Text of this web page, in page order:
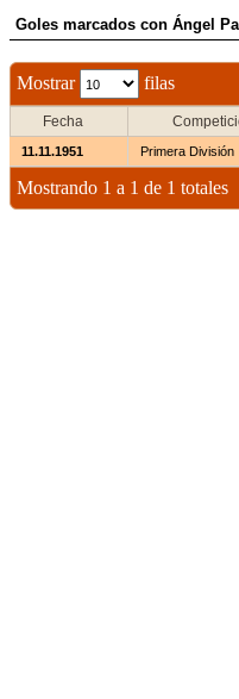
Goles marcados con Ángel
Mostrar filas
Fecha
11.11.1951 Primera División
Mostrando 1 a 1 de 1 totales